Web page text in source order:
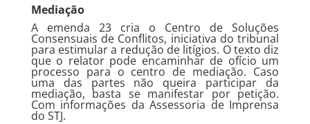
Mediação
A emenda 23cria o Centro de Soluções
Consensuais de Conflitos, iniciativa do tribunal
para estimular a redução de litígios. O texto diz
que o relator pode encaminhar de ofício um
processo para o centro de mediação. Caso
uma das partes não queira participar da
mediação, basta se manifestar por petição.
Com informações da Assessoria de Imprensa
do STJ.